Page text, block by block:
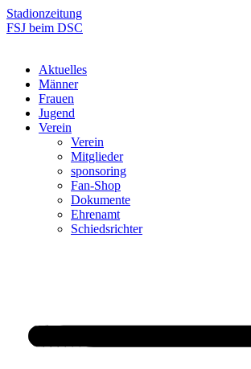
Zum
Inhalt
Stadionzeitung
FSJ beim DSC
Aktuelles
Männer
Frauen
Jugend
Verein
Verein
Mitglieder
sponsoring
Fan-Shop
Dokumente
Ehrenamt
Schiedsrichter